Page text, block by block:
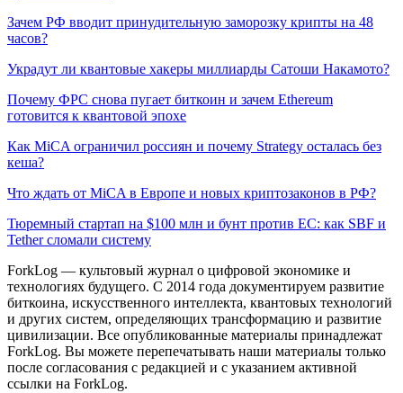
Зачем РФ вводит принудительную заморозку крипты на 48
часов?
Украдут ли квантовые хакеры миллиарды Сатоши Накамото?
Почему ФРС снова пугает биткоин и зачем Ethereum
готовится к квантовой эпохе
Как MiCA ограничил россиян и почему Strategy осталась без
кеша?
Что ждать от MiCA в Европе и новых криптозаконов в РФ?
Тюремный стартап на $100 млн и бунт против ЕС: как SBF и
Tether сломали систему
ForkLog — культовый журнал о цифровой экономике и
технологиях будущего. С 2014 года документируем развитие
биткоина, искусственного интеллекта, квантовых технологий
и других систем, определяющих трансформацию и развитие
цивилизации. Все опубликованные материалы принадлежат
ForkLog. Вы можете перепечатывать наши материалы только
после согласования с редакцией и с указанием активной
ссылки на ForkLog.